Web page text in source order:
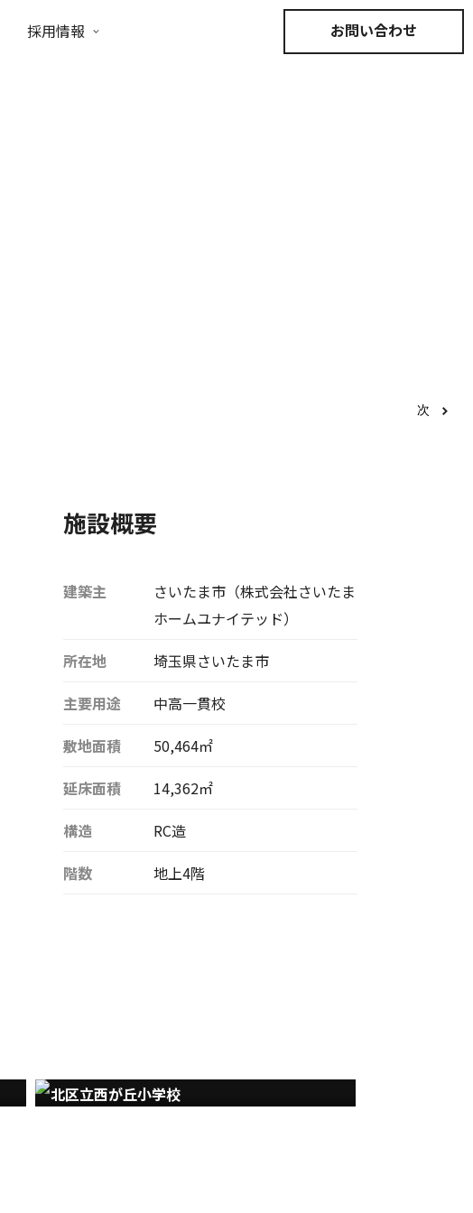
採用情報 お問い合わせ
次
施設概要
建築主
さいたま市（株式会社さいたま
ホームユナイテッド）
所在地
埼玉県さいたま市
主要用途
中高一貫校
敷地面積
50,464㎡
延床面積
14,362㎡
構造
RC造
階数
地上4階
北区立西が丘小学校